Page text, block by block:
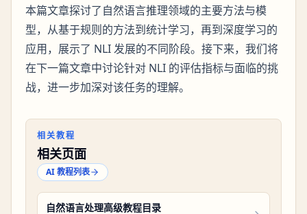
本篇文章探讨了自然语言推理领域的主要方法与模
型，从基于规则的方法到统计学习，再到深度学习的
应用，展示了 NLI 发展的不同阶段。接下来，我们将
在下一篇文章中讨论针对 NLI 的评估指标与面临的挑
战，进一步加深对该任务的理解。
相关教程
相关页面
AI 教程列表
自然语言处理高级教程目录